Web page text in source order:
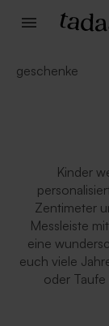
geschenke
Kinder
Zentimeter
Messleiste
eine
euch viele
oder Taufe